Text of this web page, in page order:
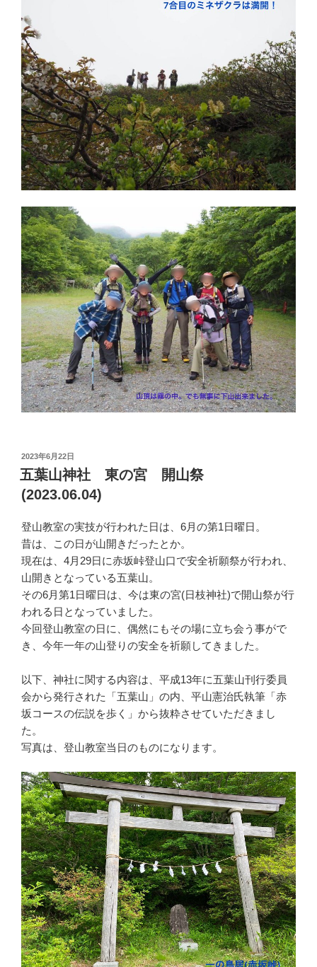
投
稿
日:
2023年6月22日
五葉山神社 東の宮 開山祭
(2023.06.04)
登山教室の実技が行われた日は、6月の第1日曜日。
昔は、この日が山開きだったとか。
現在は、4月29日に赤坂峠登山口で安全祈願祭が行われ、
山開きとなっている五葉山。
その6月第1日曜日は、今は東の宮(日枝神社)で開山祭が行
われる日となっていました。
今回登山教室の日に、偶然にもその場に立ち会う事がで
き、今年一年の山登りの安全を祈願してきました。
以下、神社に関する内容は、平成13年に五葉山刊行委員
会から発行された「五葉山」の内、平山憲治氏執筆「赤
坂コースの伝説を歩く」から抜粋させていただきまし
た。
写真は、登山教室当日のものになります。